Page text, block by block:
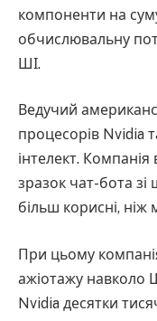
компоненти на
обчислювальну
ШІ.
Ведучий
процесорів Nvidia
інтелект.
зразок чат-бота
більш корисні, ніж
При цьому
ажіотажу навколо
Nvidia десятки